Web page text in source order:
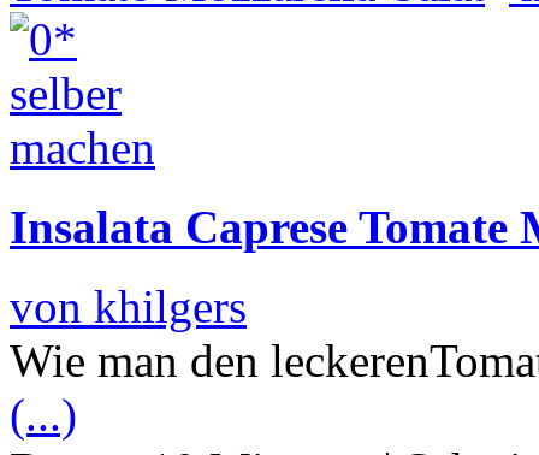
Insalata Caprese Tomate
von khilgers
Wie man den
(...)